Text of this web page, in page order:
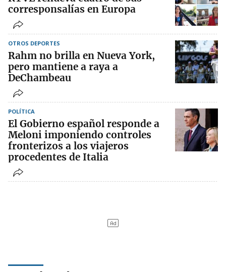
corresponsalías en Europa
OTROS DEPORTES
Rahm no brilla en Nueva York,
pero mantiene a raya a
DeChambeau
POLÍTICA
El Gobierno español responde a
Meloni imponiendo controles
fronterizos a los viajeros
procedentes de Italia